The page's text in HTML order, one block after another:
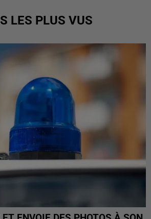
LES PLUS VUS